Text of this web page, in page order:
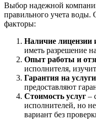
Выбор надежной
правильного учета
факторы:
Наличие лицензии
иметь разрешение
Опыт работы и
исполнителя,
Гарантия на услуги
предоставляют
Стоимость услуг –
исполнителей, но
вариант без